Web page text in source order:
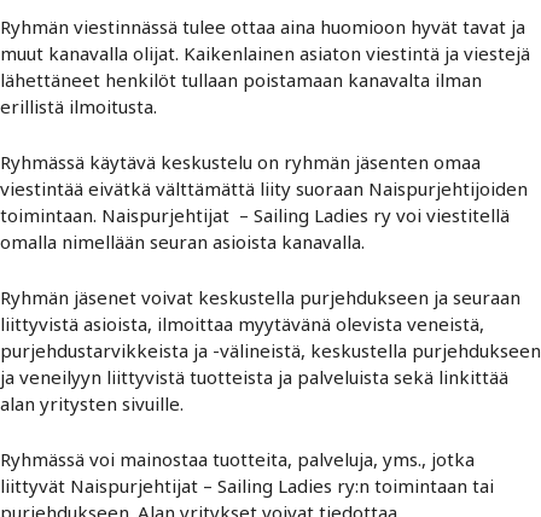
Ryhmän viestinnässä tulee ottaa aina huomioon hyvät tavat ja
muut kanavalla olijat. Kaikenlainen asiaton viestintä ja viestejä
lähettäneet henkilöt tullaan poistamaan kanavalta ilman
erillistä ilmoitusta.
Ryhmässä käytävä keskustelu on ryhmän jäsenten omaa
viestintää eivätkä välttämättä liity suoraan Naispurjehtijoiden
toimintaan. Naispurjehtijat – Sailing Ladies ry voi viestitellä
omalla nimellään seuran asioista kanavalla.
Ryhmän jäsenet voivat keskustella purjehdukseen ja seuraan
liittyvistä asioista, ilmoittaa myytävänä olevista veneistä,
purjehdustarvikkeista ja -välineistä, keskustella purjehdukseen
ja veneilyyn liittyvistä tuotteista ja palveluista sekä linkittää
alan yritysten sivuille.
Ryhmässä voi mainostaa tuotteita, palveluja, yms., jotka
liittyvät Naispurjehtijat – Sailing Ladies ry:n toimintaan tai
purjehdukseen. Alan yritykset voivat tiedottaa